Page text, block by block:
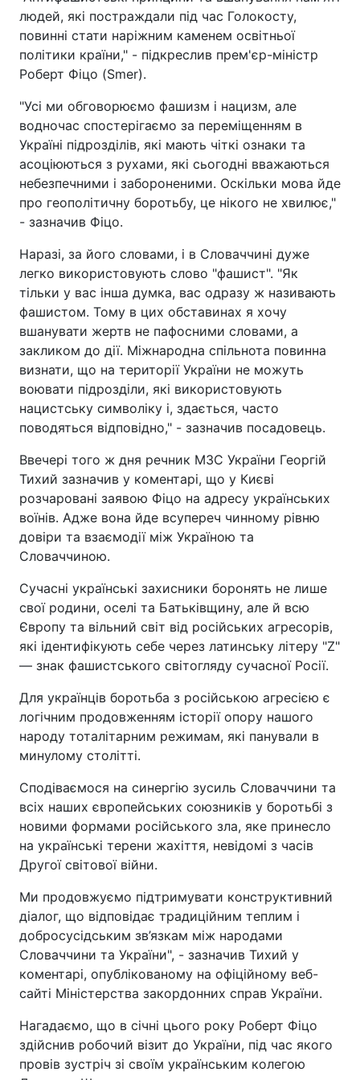
людей, які постраждали під час Голокосту,
повинні стати наріжним каменем освітньої
політики країни," - підкреслив прем'єр-міністр
Роберт Фіцо (Smer).
"Усі ми обговорюємо фашизм і нацизм, але
водночас спостерігаємо за переміщенням в
Україні підрозділів, які мають чіткі ознаки та
асоціюються з рухами, які сьогодні вважаються
небезпечними і забороненими. Оскільки мова йде
про геополітичну боротьбу, це нікого не хвилює,"
- зазначив Фіцо.
Наразі, за його словами, і в Словаччині дуже
легко використовують слово "фашист". "Як
тільки у вас інша думка, вас одразу ж називають
фашистом. Тому в цих обставинах я хочу
вшанувати жертв не пафосними словами, а
закликом до дії. Міжнародна спільнота повинна
визнати, що на території України не можуть
воювати підрозділи, які використовують
нацистську символіку і, здається, часто
поводяться відповідно," - зазначив посадовець.
Ввечері того ж дня речник МЗС України Георгій
Тихий зазначив у коментарі, що у Києві
розчаровані заявою Фіцо на адресу українських
воїнів. Адже вона йде всупереч чинному рівню
довіри та взаємодії між Україною та
Словаччиною.
Сучасні українські захисники боронять не лише
свої родини, оселі та Батьківщину, але й всю
Європу та вільний світ від російських агресорів,
які ідентифікують себе через латинську літеру "Z"
— знак фашистського світогляду сучасної Росії.
Для українців боротьба з російською агресією є
логічним продовженням історії опору нашого
народу тоталітарним режимам, які панували в
минулому столітті.
Сподіваємося на синергію зусиль Словаччини та
всіх наших європейських союзників у боротьбі з
новими формами російського зла, яке принесло
на українські терени жахіття, невідомі з часів
Другої світової війни.
Ми продовжуємо підтримувати конструктивний
діалог, що відповідає традиційним теплим і
добросусідським зв’язкам між народами
Словаччини та України", - зазначив Тихий у
коментарі, опублікованому на офіційному веб-
сайті Міністерства закордонних справ України.
Нагадаємо, що в січні цього року Роберт Фіцо
здійснив робочий візит до України, під час якого
провів зустріч зі своїм українським колегою